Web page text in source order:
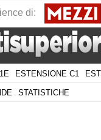
ESTENSIONE C1
STATISTICHE
di: